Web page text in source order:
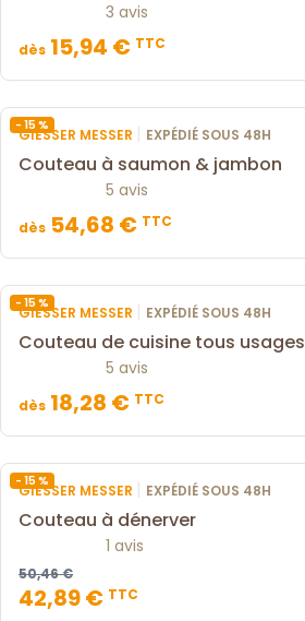
3 avis
dès 15,94 € TTC
- 15 %
GIESSER MESSER | EXPÉDIÉ SOUS 48H
Couteau à saumon & jambon
5 avis
dès 54,68 € TTC
- 15 %
GIESSER MESSER | EXPÉDIÉ SOUS 48H
Couteau de cuisine tous usages
5 avis
dès 18,28 € TTC
- 15 %
GIESSER MESSER | EXPÉDIÉ SOUS 48H
Couteau à dénerver
1 avis
50,46 €
42,89 € TTC